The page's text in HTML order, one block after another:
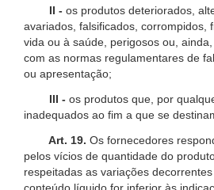
II - os produtos deteriorados,
avariados, falsificados, corrompidos,
vida ou à saúde, perigosos ou,
com as normas regulamentares de
ou apresentação;
III - os produtos que, por
inadequados ao fim a que se
Art. 19. Os fornecedores
pelos vícios de quantidade do
respeitadas as variações
conteúdo líquido for inferior às